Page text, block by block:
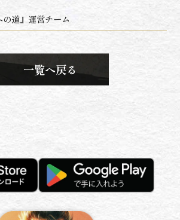
の道』運営チーム
一覧へ戻る